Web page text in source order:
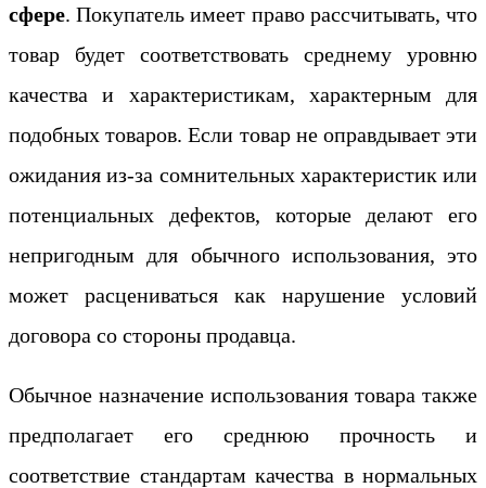
сфере. Покупатель имеет право рассчитывать, что
товар будет соответствовать среднему уровню
качества и характеристикам, характерным для
подобных товаров. Если товар не оправдывает эти
ожидания из-за сомнительных характеристик или
потенциальных дефектов, которые делают его
непригодным для обычного использования, это
может расцениваться как нарушение условий
договора со стороны продавца.
Обычное назначение использования товара также
предполагает его среднюю прочность и
соответствие стандартам качества в нормальных